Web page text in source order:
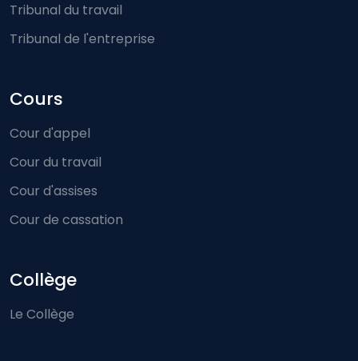
Tribunal du travail
Tribunal de l'entreprise
Cours
Cour d'appel
Cour du travail
Cour d'assises
Cour de cassation
Collège
Le Collège